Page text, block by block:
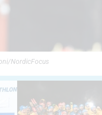
NordicFocus